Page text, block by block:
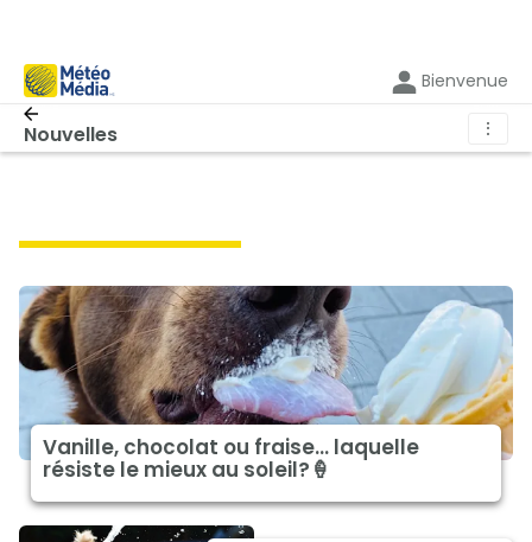
Bienvenue
Nouvelles ⋮
Vanille, chocolat ou fraise… laquelle
résiste le mieux au soleil?🍦